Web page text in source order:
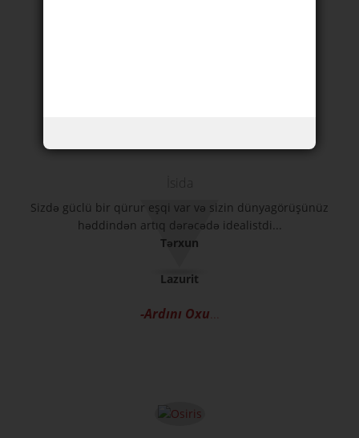
İsida
Sizdə güclü bir qürur eşqi var və sizin dünyagörüşünüz
həddindən artıq dərəcədə idealistdi...
Tərxun
Lazurit
-Ardını Oxu...